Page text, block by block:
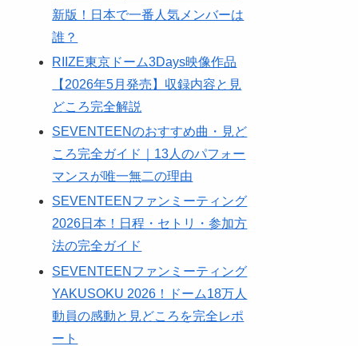
新版！日本で一番人気メンバーは
誰？
RIIZE東京ドーム3Days映像作品
【2026年5月発売】収録内容と見
どころ完全解説
SEVENTEENのおすすめ曲・見ど
ころ完全ガイド｜13人のパフォー
マンスが唯一無二の理由
SEVENTEENファンミーティング
2026日本！日程・セトリ・参加方
法の完全ガイド
SEVENTEENファンミーティング
YAKUSOKU 2026！ドーム18万人
動員の感動と見どころを完全レポ
ート